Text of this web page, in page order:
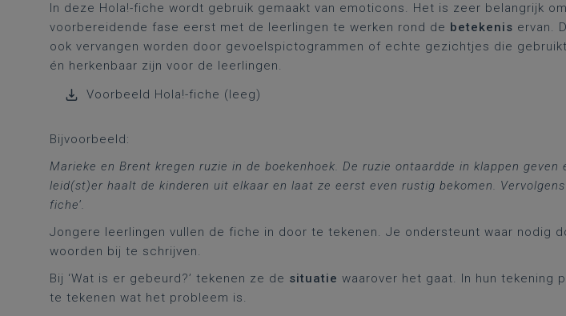
In deze Hola!-fiche wordt gebruik gemaakt van emoticons. Het is zeer belangrijk
voorbereidende fase eerst met de leerlingen te werken rond de betekenis ervan.
ook vervangen worden door gevoelspictogrammen of echte gezichtjes die
én herkenbaar zijn voor de leerlingen.
Voorbeeld Hola!-fiche (leeg)
Bijvoorbeeld:
Marieke en Brent kregen ruzie in de boekenhoek. De ruzie ontaardde in klappen geven
leid(st)er haalt de kinderen uit elkaar en laat ze eerst even rustig bekomen. Vervolgens
fiche’.
Jongere leerlingen vullen de fiche in door te tekenen. Je ondersteunt waar nodig
woorden bij te schrijven.
Bij ‘Wat is er gebeurd?’ tekenen ze de situatie waarover het gaat. In hun tekening
te tekenen wat het probleem is.